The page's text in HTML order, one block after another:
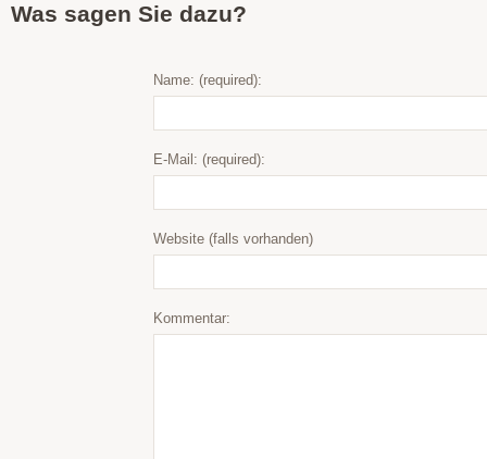
Was sagen Sie dazu?
Name: (required):
E-Mail: (required):
Website (falls vorhanden)
Kommentar: